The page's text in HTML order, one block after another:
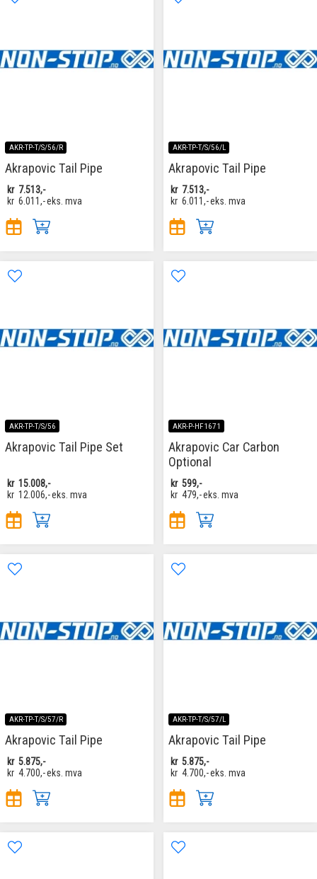
AKR-TP-T/S/56/R
Akrapovic Tail Pipe
kr 7.513,-
kr 6.011,-eks. mva
AKR-TP-T/S/56/L
Akrapovic Tail Pipe
kr 7.513,-
kr 6.011,-eks. mva
AKR-TP-T/S/56
Akrapovic Tail Pipe Set
kr 15.008,-
kr 12.006,-eks. mva
AKR-P-HF1671
Akrapovic Car Carbon
Optional
kr 599,-
kr 479,-eks. mva
AKR-TP-T/S/57/R
Akrapovic Tail Pipe
kr 5.875,-
kr 4.700,-eks. mva
AKR-TP-T/S/57/L
Akrapovic Tail Pipe
kr 5.875,-
kr 4.700,-eks. mva